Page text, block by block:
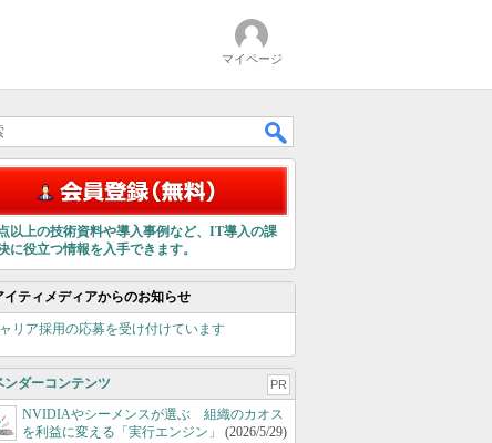
マイページ
以上の技術資料や導入事例など、IT導入の課
に役立つ情報を入手できます。
イティメディアからのお知らせ
リア採用の応募を受け付けています
ンダーコンテンツ PR
NVIDIAやシーメンスが選ぶ 組織のカオス
を利益に変える「実行エンジン」
(2026/5/29)